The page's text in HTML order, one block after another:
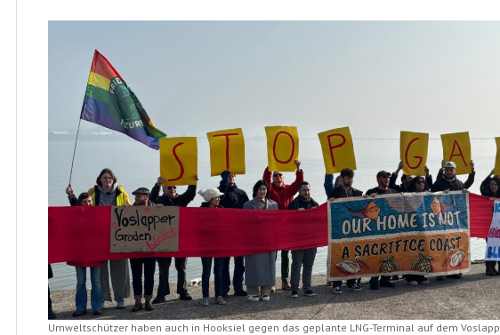
Umweltschützer haben auch in Hooksiel gegen das geplante LNG-Terminal auf dem